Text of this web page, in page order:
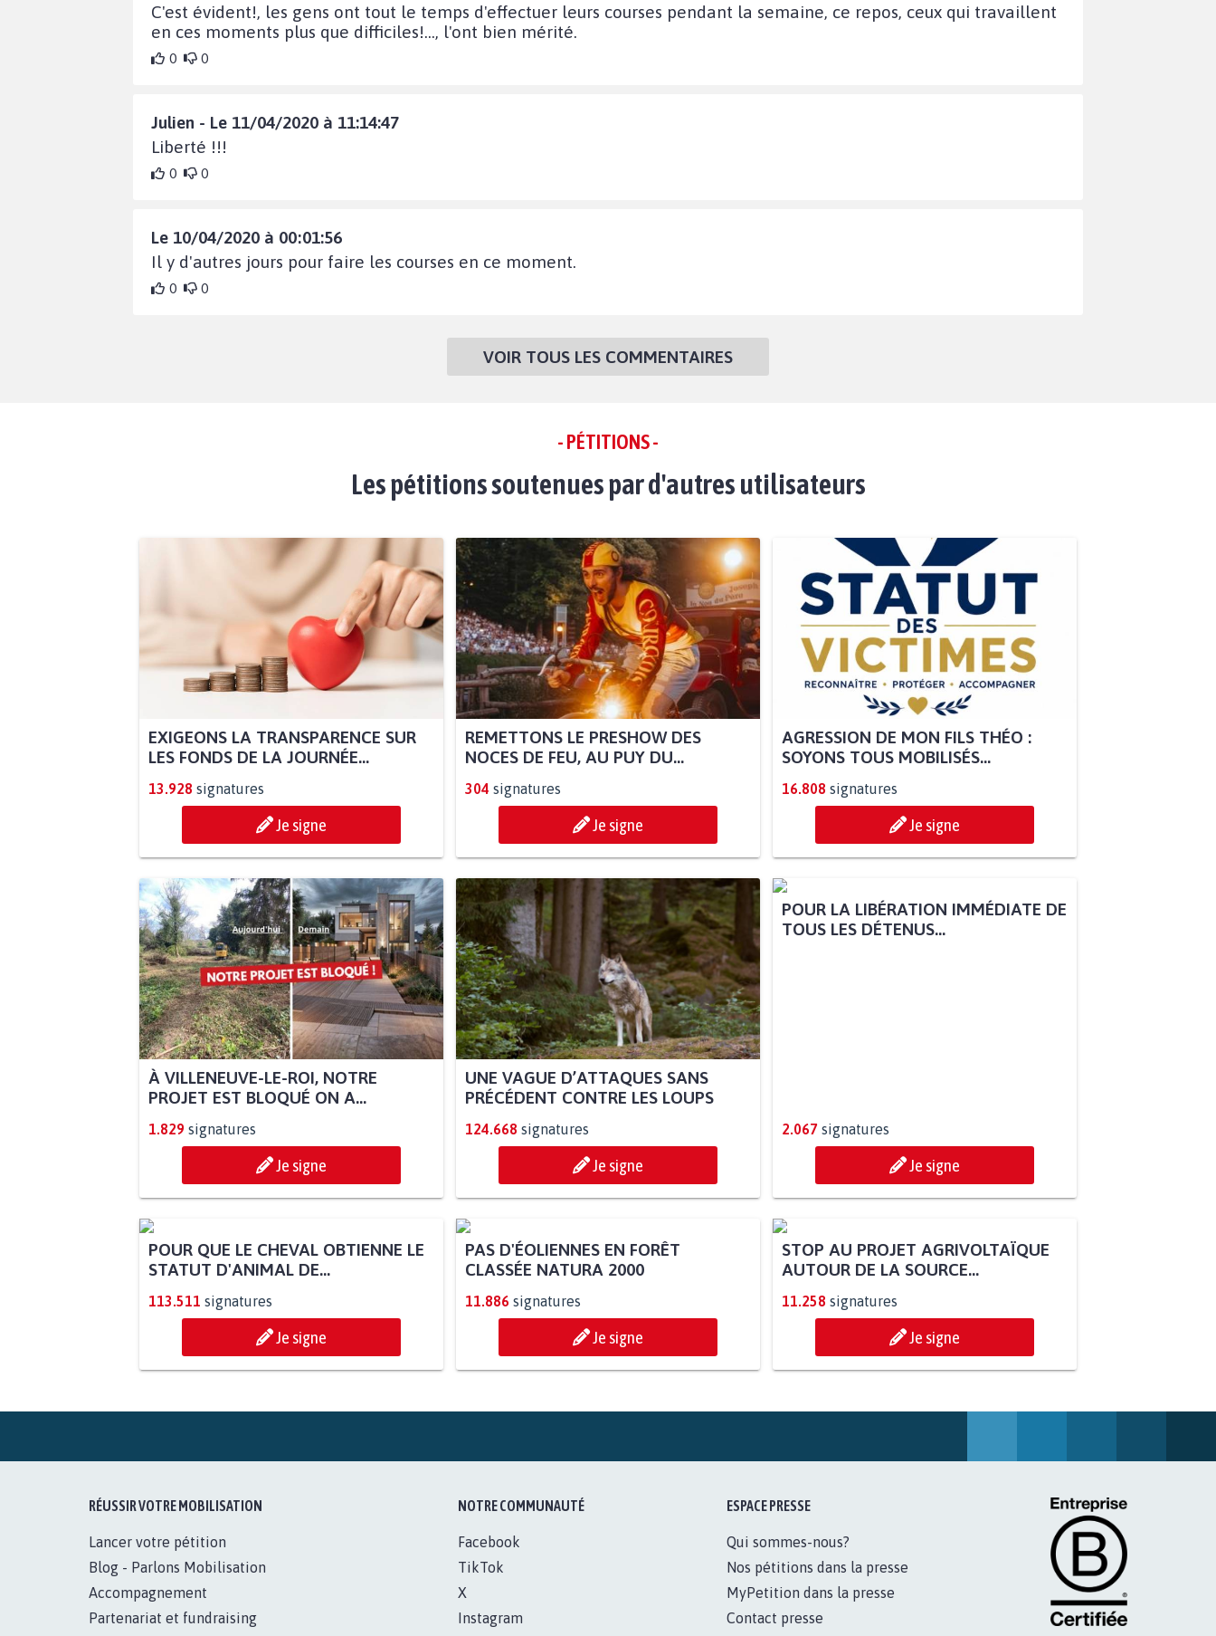
C'est évident!, les gens ont tout le temps d'effectuer leurs courses pendant la semaine, ce repos, ceux qui travaillent
en ces moments plus que difficiles!..., l'ont bien mérité.
0 0
Julien - Le 11/04/2020 à 11:14:47
Liberté !!!
0 0
Le 10/04/2020 à 00:01:56
Il y d'autres jours pour faire les courses en ce moment.
0 0
VOIR TOUS LES COMMENTAIRES
- PÉTITIONS -
Les pétitions soutenues par d'autres utilisateurs
EXIGEONS LA TRANSPARENCE SUR
LES FONDS DE LA JOURNÉE...
13.928 signatures
Je signe
REMETTONS LE PRESHOW DES
NOCES DE FEU, AU PUY DU...
304 signatures
Je signe
AGRESSION DE MON FILS THÉO :
SOYONS TOUS MOBILISÉS...
16.808 signatures
Je signe
À VILLENEUVE-LE-ROI, NOTRE
PROJET EST BLOQUÉ ON A...
1.829 signatures
Je signe
UNE VAGUE D’ATTAQUES SANS
PRÉCÉDENT CONTRE LES LOUPS
124.668 signatures
Je signe
POUR LA LIBÉRATION IMMÉDIATE DE
TOUS LES DÉTENUS...
2.067 signatures
Je signe
POUR QUE LE CHEVAL OBTIENNE LE
STATUT D'ANIMAL DE...
113.511 signatures
Je signe
PAS D'ÉOLIENNES EN FORÊT
CLASSÉE NATURA 2000
11.886 signatures
Je signe
STOP AU PROJET AGRIVOLTAÏQUE
AUTOUR DE LA SOURCE...
11.258 signatures
Je signe
RÉUSSIR VOTRE MOBILISATION
Lancer votre pétition
Blog - Parlons Mobilisation
Accompagnement
Partenariat et fundraising
NOTRE COMMUNAUTÉ
Facebook
TikTok
X
Instagram
ESPACE PRESSE
Qui sommes-nous?
Nos pétitions dans la presse
MyPetition dans la presse
Contact presse